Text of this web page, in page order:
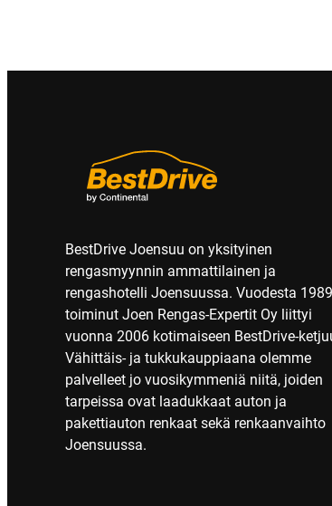
BestDrive Joensuu on yksityinen
rengasmyynnin ammattilainen ja
rengashotelli Joensuussa. Vuodesta 1989
toiminut Joen Rengas-Expertit Oy liittyi
vuonna 2006 kotimaiseen BestDrive-
Vähittäis- ja tukkukauppiaana olemme
palvelleet jo vuosikymmeniä niitä, joiden
tarpeissa ovat laadukkaat auton ja
pakettiauton renkaat sekä renkaanvaihto
Joensuussa.